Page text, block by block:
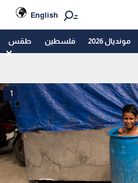
English
مونديال 2026 فلسطين طقس
1